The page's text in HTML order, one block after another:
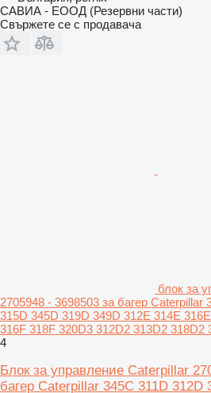
САВИА - ЕООД (Резервни части)
Свържете се с продавача
блок за
2705948 - 3698503 за багер Caterpillar
315D 345D 319D 349D 312E 314E
316F 318F 320D3 312D2 313D2 318D2
4
Блок за управление Caterpillar
багер Caterpillar 345C 311D 312D